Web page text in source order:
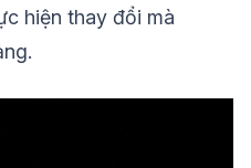
hiện thay đổi mà